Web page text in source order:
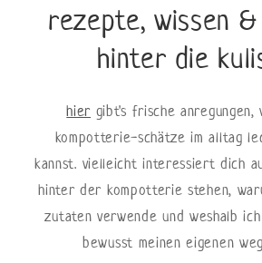
rezepte, wissen
hinter die
hier gibt's frische anregungen,
kompotterie-schätze im alltag
kannst. vielleicht interessiert dich
hinter der kompotterie stehen,
zutaten verwende und weshalb
bewusst meinen eigenen